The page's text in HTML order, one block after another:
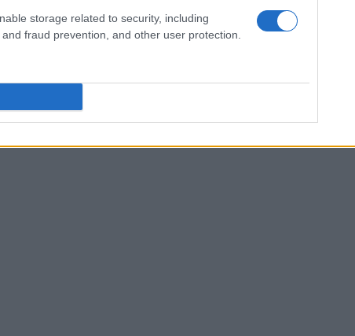
storage related to security, including
fraud prevention, and other user protection.
riesgos que conllevan los
en un ciclo de deuda
el funcionamiento de estos